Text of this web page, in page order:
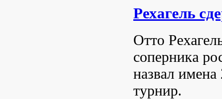
Рехагель
Отто
соперника
назвал
турнир.